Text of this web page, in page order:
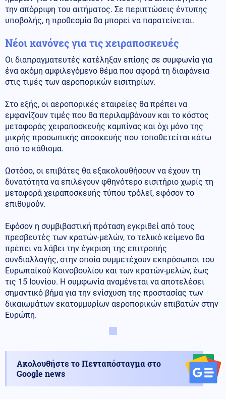
την απόρριψη του αιτήματος. Σε περιπτώσεις έντυπης
υποβολής, η προθεσμία θα μπορεί να παρατείνεται.
Νέοι κανόνες για τις χειραποσκευές
Οι διαπραγματευτές κατέληξαν επίσης σε συμφωνία για
ένα ακόμη αμφιλεγόμενο θέμα που αφορά τη διαφάνεια
στις τιμές των αεροπορικών εισιτηρίων.
Στο εξής, οι αεροπορικές εταιρείες θα πρέπει να
εμφανίζουν τιμές που θα περιλαμβάνουν και το κόστος
μεταφοράς χειραποσκευής καμπίνας και όχι μόνο της
μικρής προσωπικής αποσκευής που τοποθετείται κάτω
από το κάθισμα.
Ωστόσο, οι επιβάτες θα εξακολουθήσουν να έχουν τη
δυνατότητα να επιλέγουν φθηνότερο εισιτήριο χωρίς τη
μεταφορά χειραποσκευής τύπου τρόλεϊ, εφόσον το
επιθυμούν.
Εφόσον η συμβιβαστική πρόταση εγκριθεί από τους
πρεσβευτές των κρατών-μελών, το τελικό κείμενο θα
πρέπει να λάβει την έγκριση της επιτροπής
συνδιαλλαγής, στην οποία συμμετέχουν εκπρόσωποι του
Ευρωπαϊκού Κοινοβουλίου και των κρατών-μελών, έως
τις 15 Ιουνίου. Η συμφωνία αναμένεται να αποτελέσει
σημαντικό βήμα για την ενίσχυση της προστασίας των
δικαιωμάτων εκατομμυρίων αεροπορικών επιβατών στην
Ευρώπη.
Ακολουθήστε το Πενταπόσταγμα στο
Google news